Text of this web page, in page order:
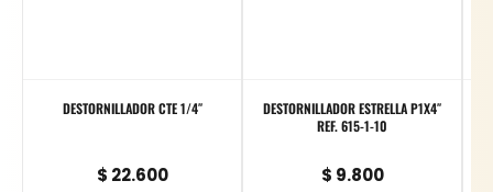
DESTORNILLADOR CTE 1/4″
$ 22.600
DESTORNILLADOR ESTRELLA P1X4″
REF. 615-1-10
$ 9.800